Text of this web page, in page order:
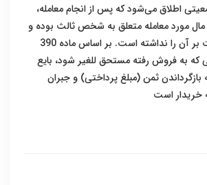
اطلاق می‌شود که پس از انجام معامله،
مورد معامله متعلق به شخص ثالث بوده و
فروشنده حق مالکیت بر آن را نداشته است. بر اساس ماده 390
که به فروش رفته مستحق للغیر شود، بایع
ثمن (مبلغ پرداختی) و جبران
خریدار است